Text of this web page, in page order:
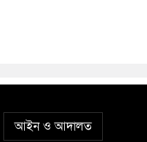
আইন ও আদালত